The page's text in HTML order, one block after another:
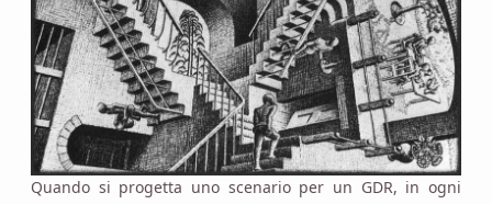
Quando si progetta uno scenario per un GDR, in ogni